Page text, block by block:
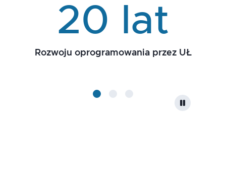
20 lat
Rozwoju oprogramowania przez UŁ